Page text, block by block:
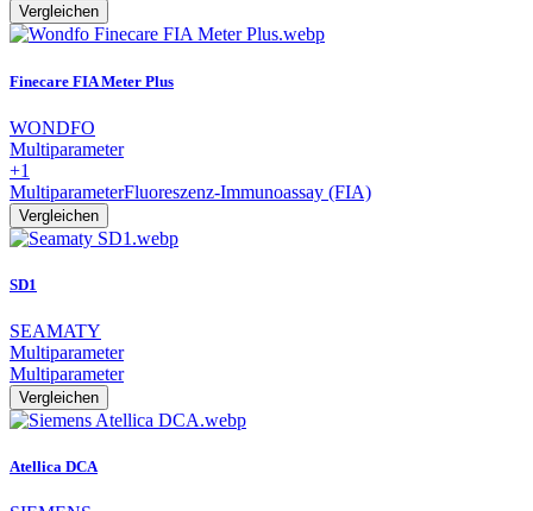
Vergleichen
Finecare FIA Meter Plus
WONDFO
Multiparameter
+1
MultiparameterFluoreszenz-Immunoassay (FIA)
Vergleichen
SD1
SEAMATY
Multiparameter
Multiparameter
Vergleichen
Atellica DCA